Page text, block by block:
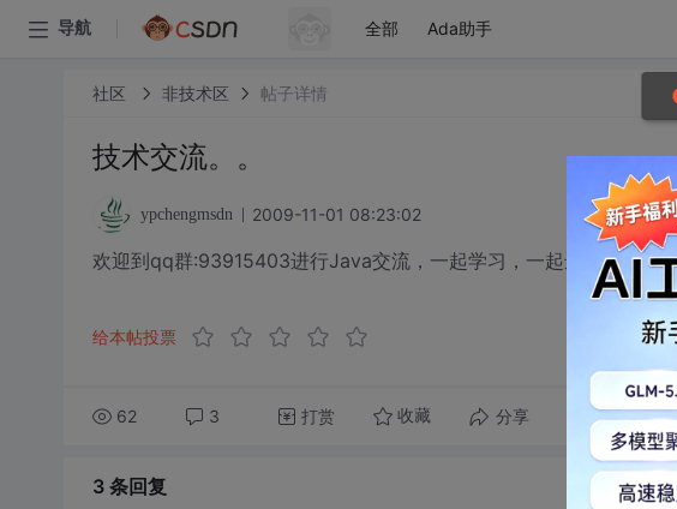
导航 全部 Ada助手
社区 非技术区 帖子详情
技术交流。。
ypchengmsdn 2009-11-01 08:23:02
欢迎到qq群:93915403进行Java交流，一起学习，一起进步。。
给本帖投票
62 3 打赏 收藏 分享 转发到动态
3 条回复